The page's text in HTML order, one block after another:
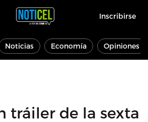
Inscribirse
Noticias Economía Opiniones
tráiler de la sexta